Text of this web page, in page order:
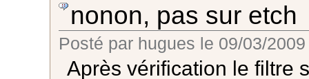
nonon, pas sur etch
Posté par hugues le 09/03/
Après vérification le filtre